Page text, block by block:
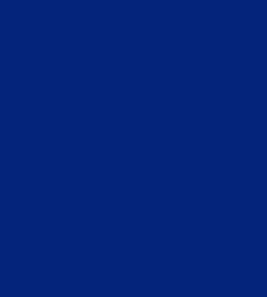
e de alto
aplicações em
são indispensáveis.
e capacidade de